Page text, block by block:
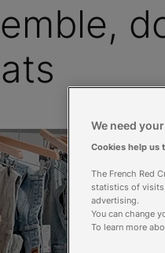
We need
Cookies help us
The French Red
statistics of
advertising.
You can change
To learn more